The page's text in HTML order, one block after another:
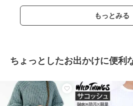
もっとみる
ちょっとしたお出かけに便利